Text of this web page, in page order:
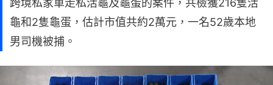
跨境私家車走私活龜及龜蛋的案件，共檢獲216隻活
龜和2隻龜蛋，估計市值共約2萬元，一名52歲本地
男司機被捕。